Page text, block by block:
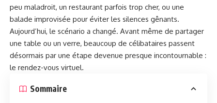
peu maladroit, un restaurant parfois trop cher, ou une
balade improvisée pour éviter les silences gênants.
Aujourd’hui, le scénario a changé. Avant même de partager
une table ou un verre, beaucoup de célibataires passent
désormais par une étape devenue presque incontournable :
le rendez-vous virtuel.
Sommaire